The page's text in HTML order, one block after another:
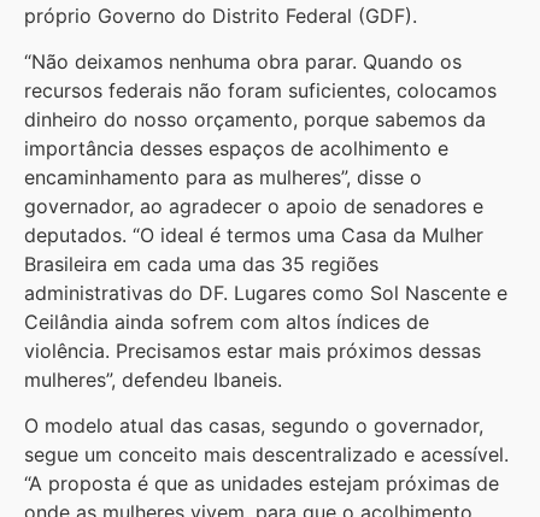
próprio Governo do Distrito Federal (GDF).
“Não deixamos nenhuma obra parar. Quando os
recursos federais não foram suficientes, colocamos
dinheiro do nosso orçamento, porque sabemos da
importância desses espaços de acolhimento e
encaminhamento para as mulheres”, disse o
governador, ao agradecer o apoio de senadores e
deputados. “O ideal é termos uma Casa da Mulher
Brasileira em cada uma das 35 regiões
administrativas do DF. Lugares como Sol Nascente e
Ceilândia ainda sofrem com altos índices de
violência. Precisamos estar mais próximos dessas
mulheres”, defendeu Ibaneis.
O modelo atual das casas, segundo o governador,
segue um conceito mais descentralizado e acessível.
“A proposta é que as unidades estejam próximas de